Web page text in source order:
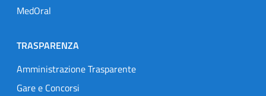
MedOral
TRASPARENZA
Amministrazione Trasparente
Gare e Concorsi